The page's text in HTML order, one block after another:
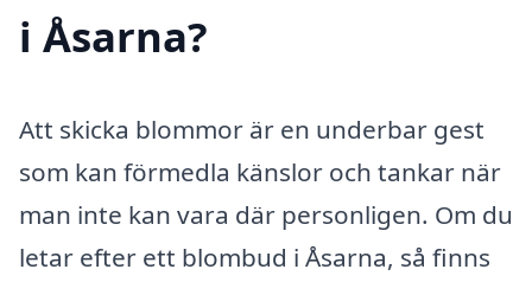
i Åsarna?
Att skicka blommor är en underbar gest
som kan förmedla känslor och tankar när
man inte kan vara där personligen. Om du
letar efter ett blombud i Åsarna, så finns